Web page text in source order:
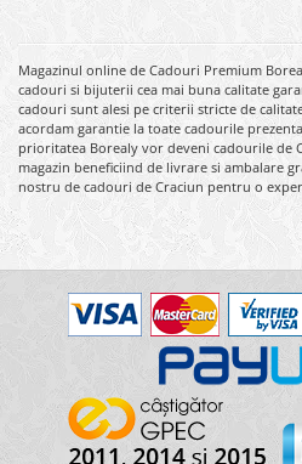
Magazinul online de Cadouri Premium
cadouri si bijuterii cea mai buna calitate
cadouri sunt alesi pe criterii stricte de
acordam garantie la toate cadourile
prioritatea Borealy vor deveni cadourile de
magazin beneficiind de livrare si ambalare
nostru de cadouri de Craciun pentru o